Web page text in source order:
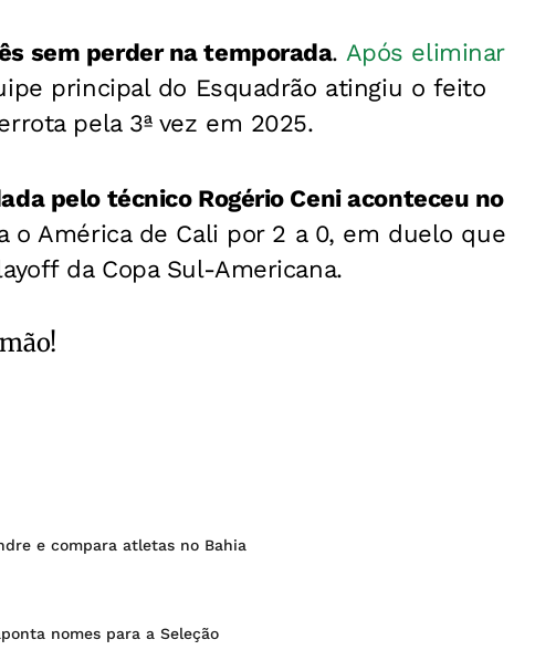
sem perder na temporada. Após eliminar
principal do Esquadrão atingiu o feito
pela 3ª vez em 2025.
pelo técnico Rogério Ceni aconteceu no
o América de Cali por 2 a 0, em duelo que
da Copa Sul-Americana.
e compara atletas no Bahia
nomes para a Seleção